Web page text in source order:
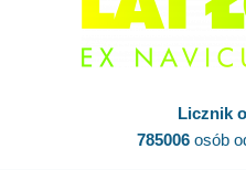
Licznik
785006osób